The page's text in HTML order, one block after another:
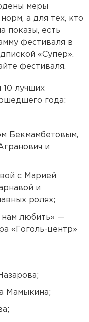
меры
а для тех, кто
показы, есть
фестиваля в
«Супер».
фестиваля.
10 лучших
года:
Бекмамбетовым,
и
с Марией
и
ролях;
нам любить» —
«Гоголь-центр»
Мамыкина;